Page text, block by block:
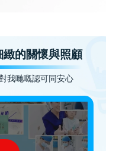
的關懷與照顧
我哋嘅認可同安心